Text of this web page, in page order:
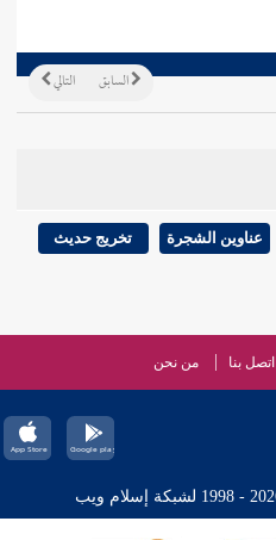
التالي السابق
عناوين الشجرة تخريج حديث
اتصل بنا من نحن